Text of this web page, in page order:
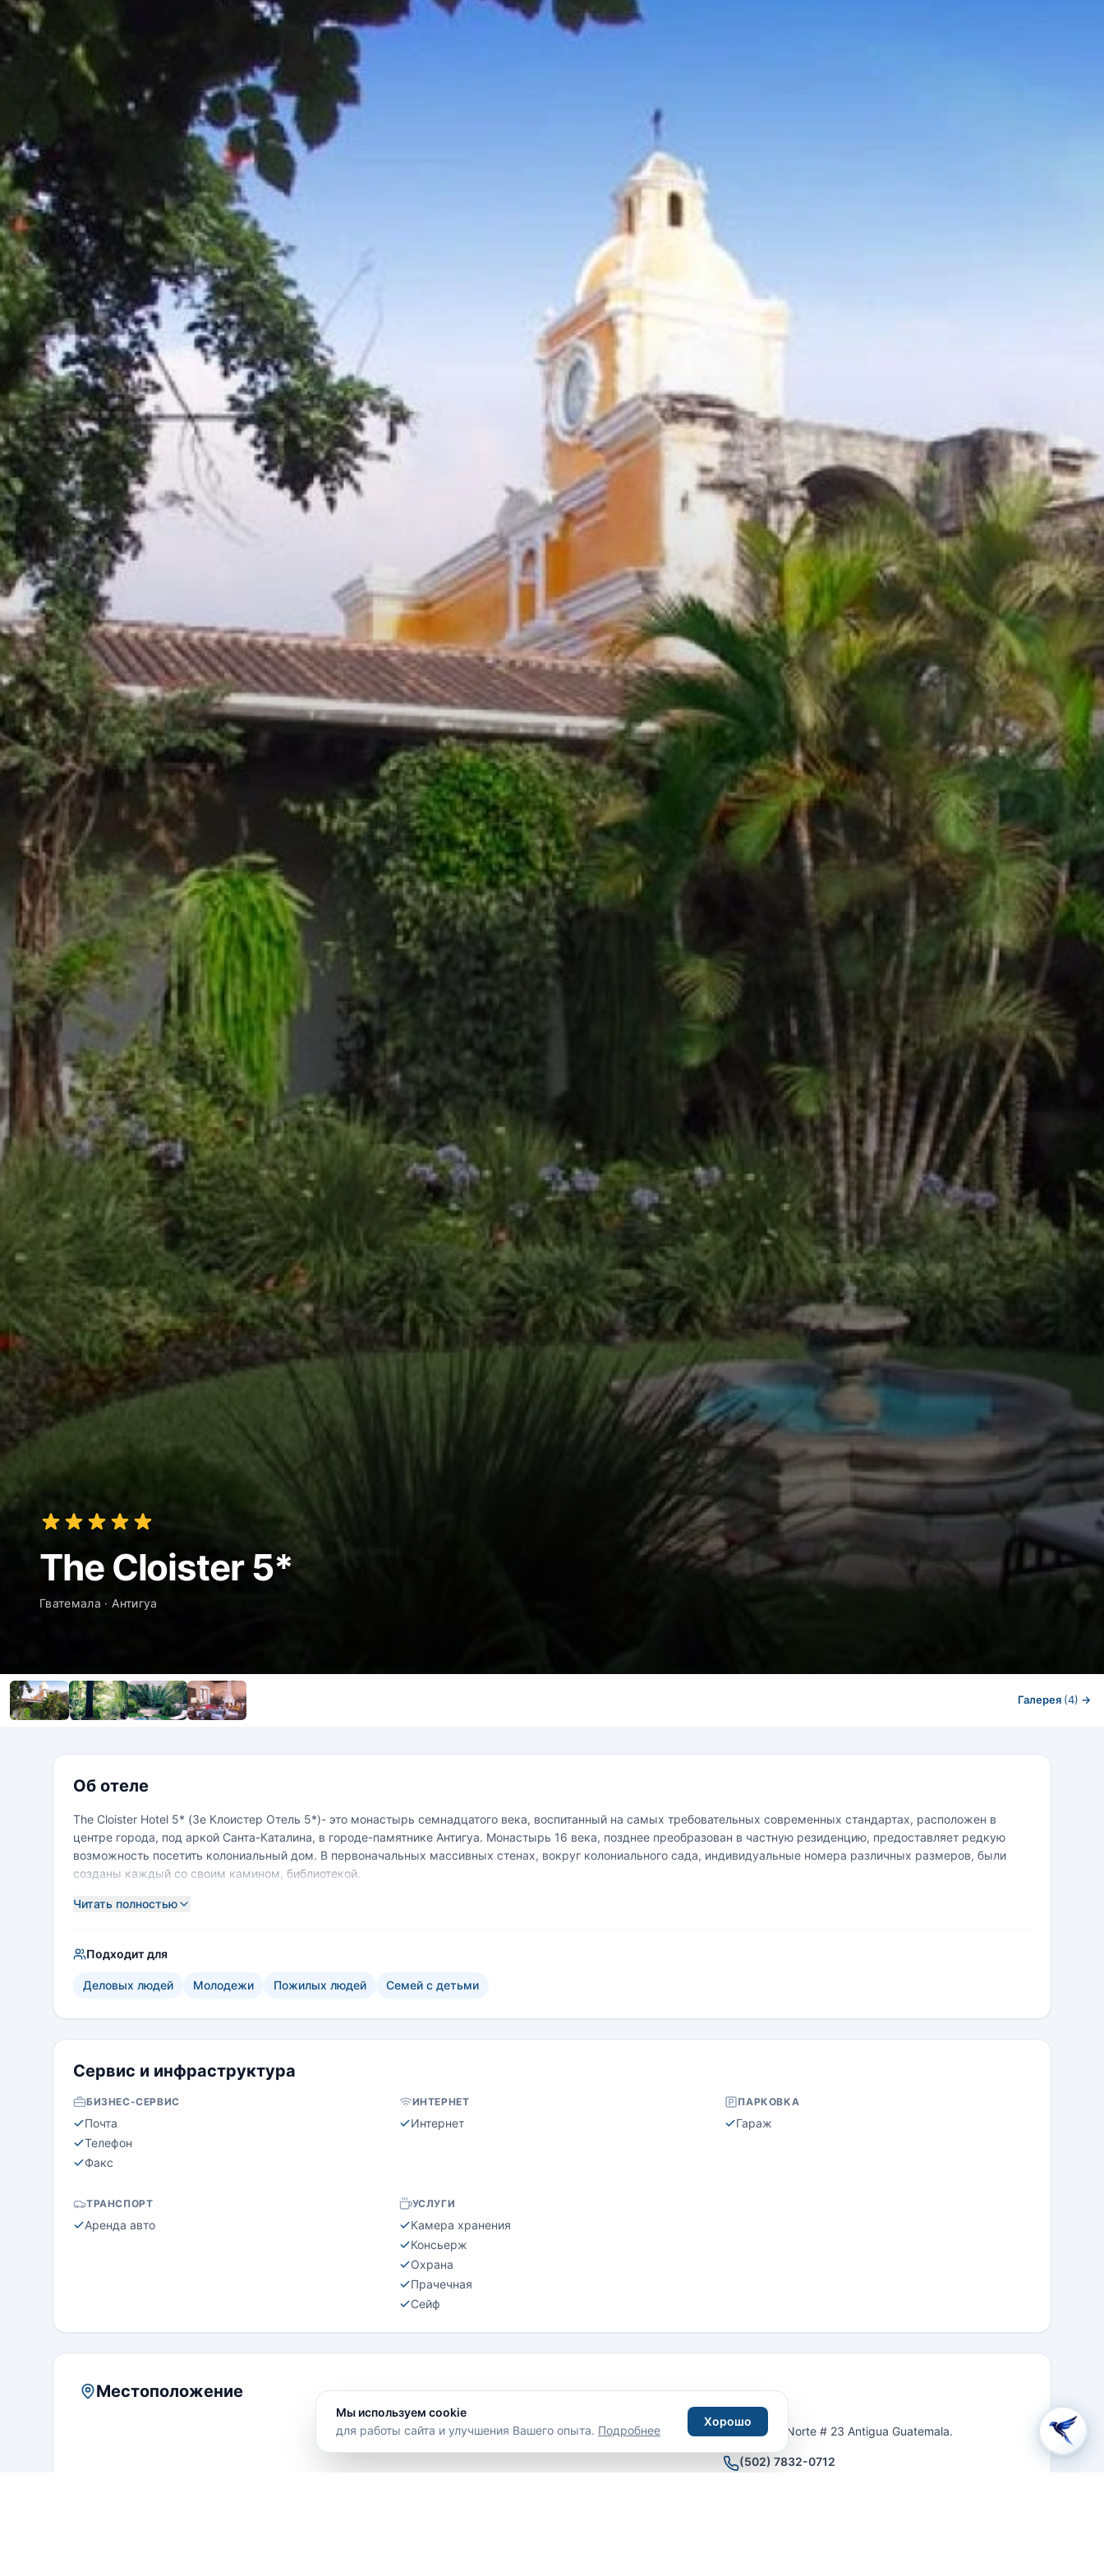
The Cloister 5*
Гватемала · Антигуа
Галерея (4) →
Об отеле
The Cloister Hotel 5* (Зе Клоистер Отель 5*)- это монастырь семнадцатого века, воспитанный на самых требовательных современных стандартах, расположен в
центре города, под аркой Санта-Каталина, в городе-памятнике Антигуа. Монастырь 16 века, позднее преобразован в частную резиденцию, предоставляет редкую
возможность посетить колониальный дом. В первоначальных массивных стенах, вокруг колониального сада, индивидуальные номера различных размеров, были
созданы каждый со своим камином, библиотекой.
играть в карты, слушать музыку или читать. День в монастыре начинается со вкусного завтрака на выбор и подается опытным сотрудником отеля.
Читать полностью
Подходит для
Деловых людей Молодежи Пожилых людей Семей с детьми
Сервис и инфраструктура
БИЗНЕС-СЕРВИС
Почта
Телефон
Факс
ИНТЕРНЕТ
Интернет
ПАРКОВКА
Гараж
ТРАНСПОРТ
Аренда авто
УСЛУГИ
Камера хранения
Консьерж
Охрана
Прачечная
Сейф
Местоположение
5a. Ave. Norte # 23 Antigua Guatemala.
(502) 7832-0712
Мы используем cookie
для работы сайта и улучшения Вашего опыта. Подробнее
Хорошо